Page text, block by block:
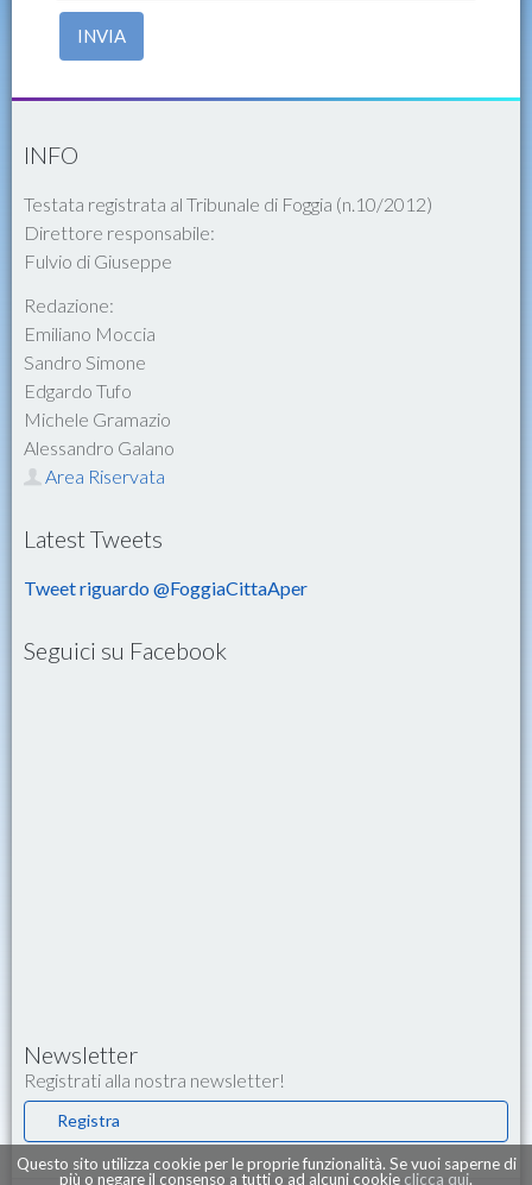
Questo sito utilizza cookie per le proprie funzionalità. Se vuoi saperne di
più o negare il consenso a tutti o ad alcuni cookie clicca qui.
INVIA
INFO
Testata registrata al Tribunale di Foggia (n.10/2012)
Direttore responsabile:
Fulvio di Giuseppe
Redazione:
Emiliano Moccia
Sandro Simone
Edgardo Tufo
Michele Gramazio
Alessandro Galano
Area Riservata
Latest Tweets
Tweet riguardo @FoggiaCittaAper
Seguici su Facebook
Newsletter
Registrati alla nostra newsletter!
Registra